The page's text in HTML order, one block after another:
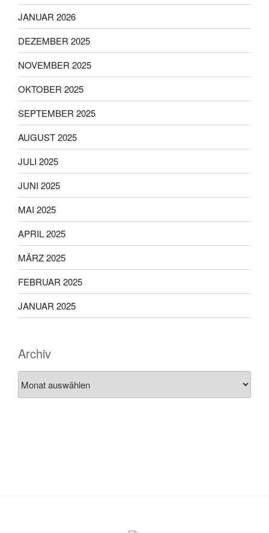
JANUAR 2026
DEZEMBER 2025
NOVEMBER 2025
OKTOBER 2025
SEPTEMBER 2025
AUGUST 2025
JULI 2025
JUNI 2025
MAI 2025
APRIL 2025
MÄRZ 2025
FEBRUAR 2025
JANUAR 2025
Archiv